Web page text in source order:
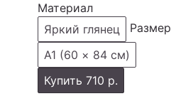
Материал
Яркий глянец
Размер
А1 (60 × 84 см)
Купить 710 р.